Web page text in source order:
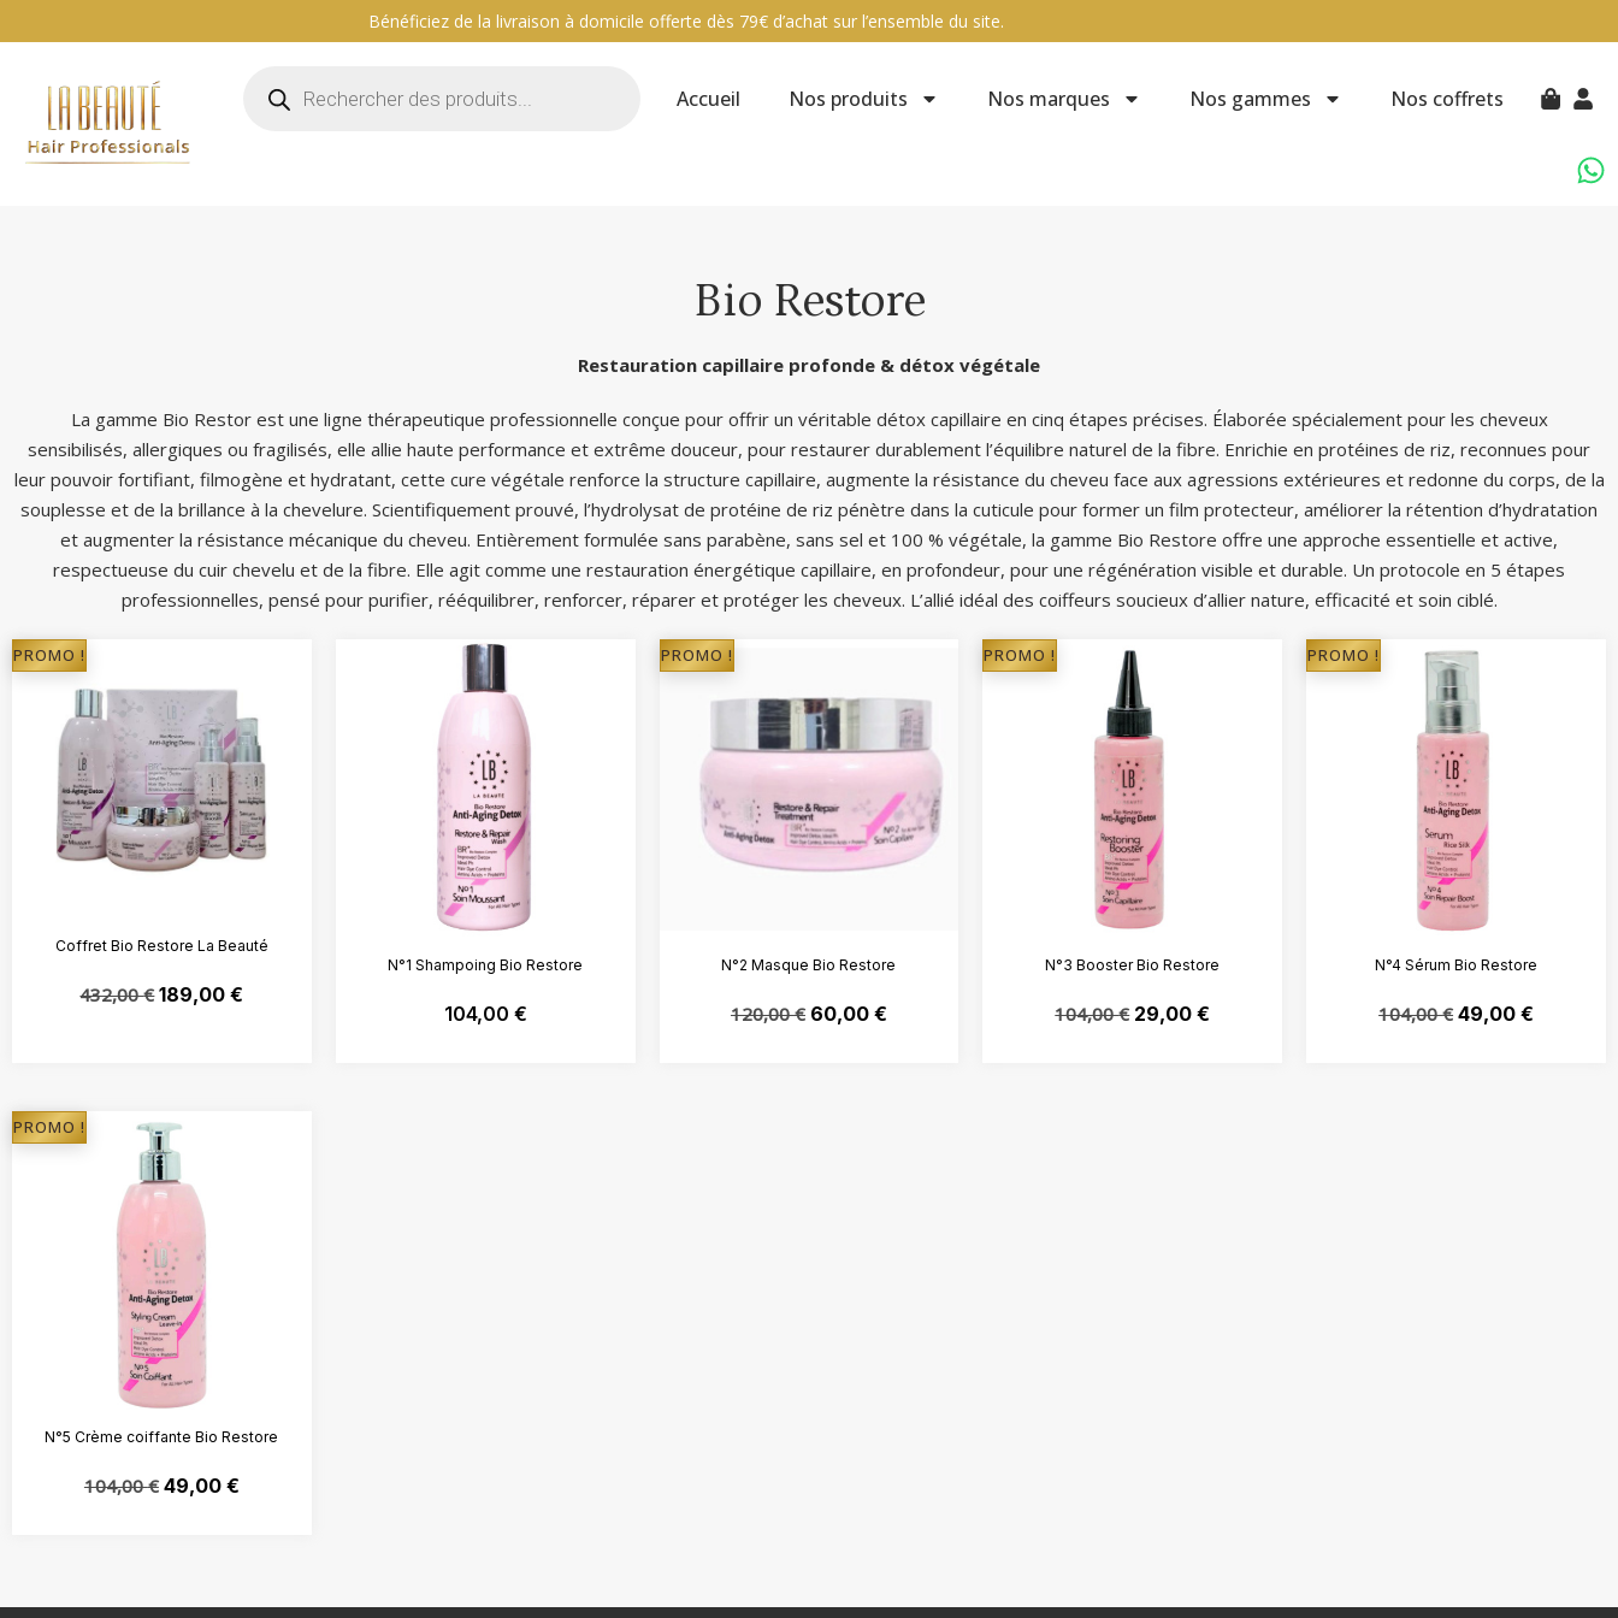
contenu
Bénéficiez de la livraison à domicile offerte dès 79€ d’achat sur l’ensemble du site.
Accueil Nos produits Nos marques Nos gammes Nos coffrets
Bio Restore
Restauration capillaire profonde & détox végétale
La gamme Bio Restor est une ligne thérapeutique professionnelle conçue pour offrir un véritable détox capillaire en cinq étapes précises. Élaborée spécialement pour les cheveux
sensibilisés, allergiques ou fragilisés, elle allie haute performance et extrême douceur, pour restaurer durablement l’équilibre naturel de la fibre. Enrichie en protéines de riz, reconnues pour
leur pouvoir fortifiant, filmogène et hydratant, cette cure végétale renforce la structure capillaire, augmente la résistance du cheveu face aux agressions extérieures et redonne du corps, de la
souplesse et de la brillance à la chevelure. Scientifiquement prouvé, l’hydrolysat de protéine de riz pénètre dans la cuticule pour former un film protecteur, améliorer la rétention d’hydratation
et augmenter la résistance mécanique du cheveu. Entièrement formulée sans parabène, sans sel et 100 % végétale, la gamme Bio Restore offre une approche essentielle et active,
respectueuse du cuir chevelu et de la fibre. Elle agit comme une restauration énergétique capillaire, en profondeur, pour une régénération visible et durable. Un protocole en 5 étapes
professionnelles, pensé pour purifier, rééquilibrer, renforcer, réparer et protéger les cheveux. L’allié idéal des coiffeurs soucieux d’allier nature, efficacité et soin ciblé.
PROMO !
Coffret Bio Restore La Beauté
432,00€ 189,00€
N°1 Shampoing Bio Restore
104,00 €
PROMO !
N°2 Masque Bio Restore
120,00€ 60,00 €
PROMO !
N°3 Booster Bio Restore
104,00€ 29,00€
PROMO !
N°4 Sérum Bio Restore
104,00€ 49,00€
PROMO !
N°5 Crème coiffante Bio Restore
104,00€ 49,00 €